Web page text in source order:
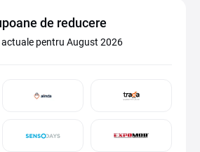
de reducere
pentru August 2026